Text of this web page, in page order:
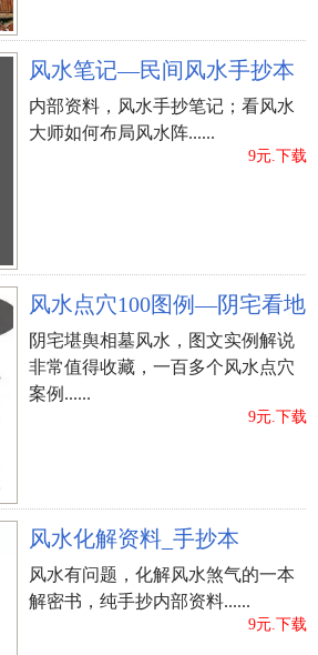
风水笔记—民间风水手抄本
内部资料，风水手抄笔记；看风水
大师如何布局风水阵......
9元.下载
风水点穴100图例—阴宅看地
阴宅堪舆相墓风水，图文实例解说
非常值得收藏，一百多个风水点穴
案例......
9元.下载
风水化解资料_手抄本
风水有问题，化解风水煞气的一本
解密书，纯手抄内部资料......
9元.下载